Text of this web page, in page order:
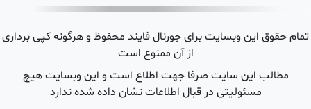
هرگونه کپی برداری
وبسایت هیچ